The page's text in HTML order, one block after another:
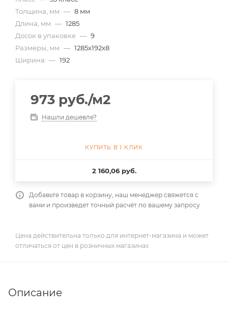
Толщина, мм — 8 мм
Длина, мм — 1285
Досок в упаковке — 9
Размеры, мм — 1285x192x8
Ширина — 192
973 руб./м2
Нашли дешевле?
КУПИТЬ В 1 КЛИК
2 160,06 руб.
Добавьте товар в корзину, наш менеджер свяжется с
вами и произведет точный расчёт по вашему запросу
Цена действительна только для интернет-магазина и может
отличаться от цен в розничных магазинах
Описание